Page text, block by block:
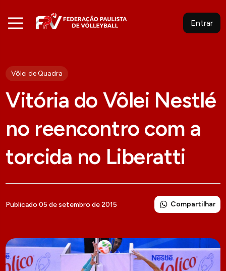
Entrar
Vôlei de Quadra
Vitória do Vôlei Nestlé
no reencontro com a
torcida no Liberatti
Publicado 05 de setembro de 2015 Compartilhar